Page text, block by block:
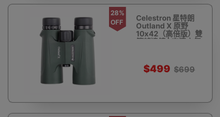
28%
OFF
Celestron 星特朗
Outland X 原野
10x42（高倍版）雙
筒望遠鏡 | 高清充氮
$499 $699